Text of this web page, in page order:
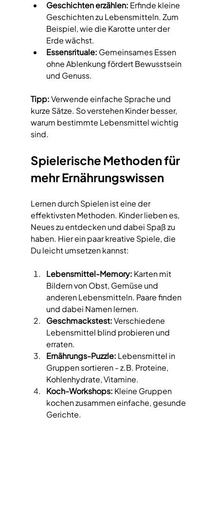
Geschichten erzählen: Erfinde kleine
Geschichten zu Lebensmitteln. Zum
Beispiel, wie die Karotte unter der
Erde wächst.
Essensrituale: Gemeinsames Essen
ohne Ablenkung fördert Bewusstsein
und Genuss.
Tipp: Verwende einfache Sprache und
kurze Sätze. So verstehen Kinder besser,
warum bestimmte Lebensmittel wichtig
sind.
Spielerische Methoden für
mehr Ernährungswissen
Lernen durch Spielen ist eine der
effektivsten Methoden. Kinder lieben es,
Neues zu entdecken und dabei Spaß zu
haben. Hier ein paar kreative Spiele, die
Du leicht umsetzen kannst:
Lebensmittel-Memory: Karten mit
Bildern von Obst, Gemüse und
anderen Lebensmitteln. Paare finden
und dabei Namen lernen.
Geschmackstest: Verschiedene
Lebensmittel blind probieren und
erraten.
Ernährungs-Puzzle: Lebensmittel in
Gruppen sortieren - z.B. Proteine,
Kohlenhydrate, Vitamine.
Koch-Workshops: Kleine Gruppen
kochen zusammen einfache, gesunde
Gerichte.